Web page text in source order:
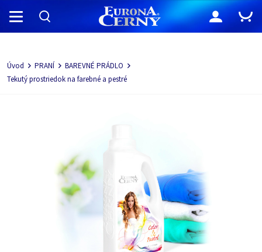
Navigácia
Úvod PRANÍ
BAREVNÉ PRÁDLO
Tekutý prostriedok na farebné a pestré